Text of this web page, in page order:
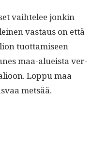
vai­htelee jonkin
vas­taus on että
tuot­tamiseen
maa-alueista ver­
Lop­pu maa
metsää.